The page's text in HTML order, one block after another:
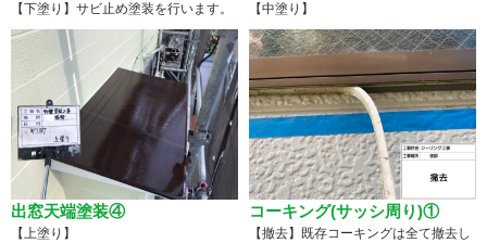
【下塗り】サビ止め塗装を行います。 【中塗り】
出窓天端塗装④
【上塗り】
コーキング(サッシ周り)①
【撤去】既存コーキングは全て撤去し